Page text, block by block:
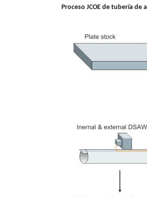
Proceso JCOE de tubería de